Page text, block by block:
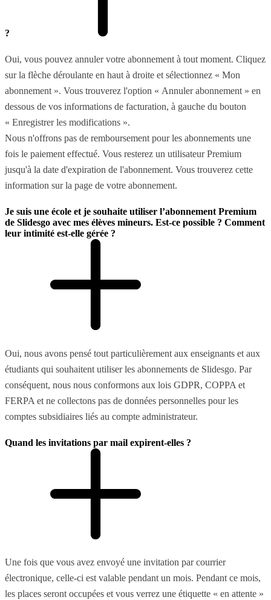
?
Oui, vous pouvez annuler votre abonnement à tout moment. Cliquez
sur la flèche déroulante en haut à droite et sélectionnez « Mon
abonnement ». Vous trouverez l'option « Annuler abonnement » en
dessous de vos informations de facturation, à gauche du bouton
« Enregistrer les modifications ».
Nous n'offrons pas de remboursement pour les abonnements une
fois le paiement effectué. Vous resterez un utilisateur Premium
jusqu'à la date d'expiration de l'abonnement. Vous trouverez cette
information sur la page de votre abonnement.
Je suis une école et je souhaite utiliser l’abonnement Premium
de Slidesgo avec mes élèves mineurs. Est-ce possible ? Comment
leur intimité est-elle gérée ?
Oui, nous avons pensé tout particulièrement aux enseignants et aux
étudiants qui souhaitent utiliser les abonnements de Slidesgo. Par
conséquent, nous nous conformons aux lois GDPR, COPPA et
FERPA et ne collectons pas de données personnelles pour les
comptes subsidiaires liés au compte administrateur.
Quand les invitations par mail expirent-elles ?
Une fois que vous avez envoyé une invitation par courrier
électronique, celle-ci est valable pendant un mois. Pendant ce mois,
les places seront occupées et vous verrez une étiquette « en attente »